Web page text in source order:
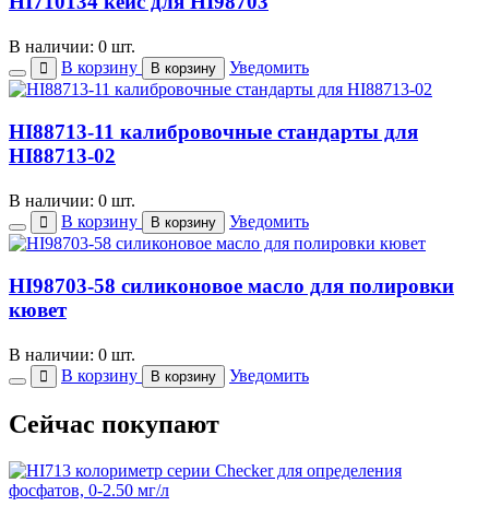
В наличии: 0 шт.
В корзину
В корзину Уведомить
HI88713-11 калибровочные стандарты для
HI88713-02
В наличии: 0 шт.
В корзину
В корзину Уведомить
HI98703-58 силиконовое масло для полировки
кювет
В наличии: 0 шт.
В корзину
В корзину Уведомить
Сейчас покупают